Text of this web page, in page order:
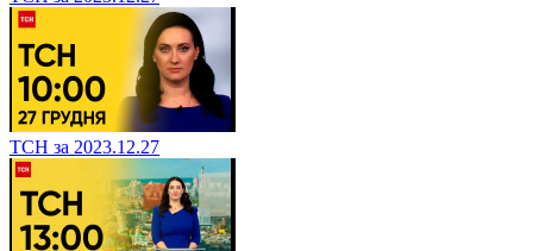
ТСН за 2023.12.27